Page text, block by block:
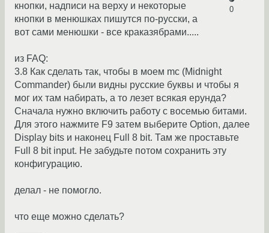
0
кнопки, надписи на верху и некоторые
кнопки в менюшках пишутся по-русски, а
вот сами менюшки - все краказябрами.....
из FAQ:
3.8 Как сделать так, чтобы в моем mc (Midnight
Commander) были видны русские буквы и чтобы я
мог их там набирать, а то лезет всякая ерунда?
Сначала нужно включить работу с восемью битами.
Для этого нажмите F9 затем выберите Option, далее
Display bits и наконец Full 8 bit. Там же проставьте
Full 8 bit input. Не забудьте потом сохранить эту
конфигурацию.
делал - не помогло.
что еще можно сделать?